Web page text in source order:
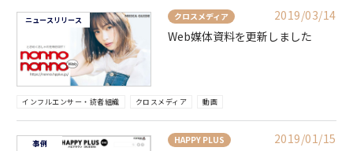
ニュースリリース クロスメディア
2019/03/14
Web媒体資料を更新しました
インフルエンサー・読者組織 クロスメディア 動画
事例 HAPPY PLUS
2019/01/15